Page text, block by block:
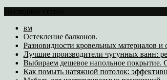
вм
Остекление балконов.
Разновидности кровельных материалов
Лучшие производители чугунных ванн:
Выбираем дешевое напольное покрытие.
Как помыть натяжной потолок: